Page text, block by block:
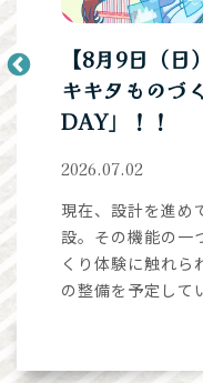
停
のペ
6月
きな
【8月9日（
キキタものづ
DAY」！！
2026.07.02
現在、設計を進め
設。その機能の一
くり体験に触れら
の整備を予定して